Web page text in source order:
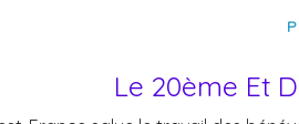
Le 20ème Et